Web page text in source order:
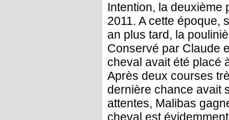
Intention, la deuxième
2011. A cette époque,
an plus tard, la
Conservé par Claude
cheval avait été placé
Après deux courses
dernière chance avait
attentes, Malibas
cheval est